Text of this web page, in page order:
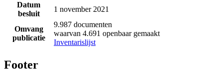
Datum
besluit
1 november 2021
Omvang
publicatie
9.987 documenten
waarvan 4.691 openbaar gemaakt
Inventarislijst
Footer